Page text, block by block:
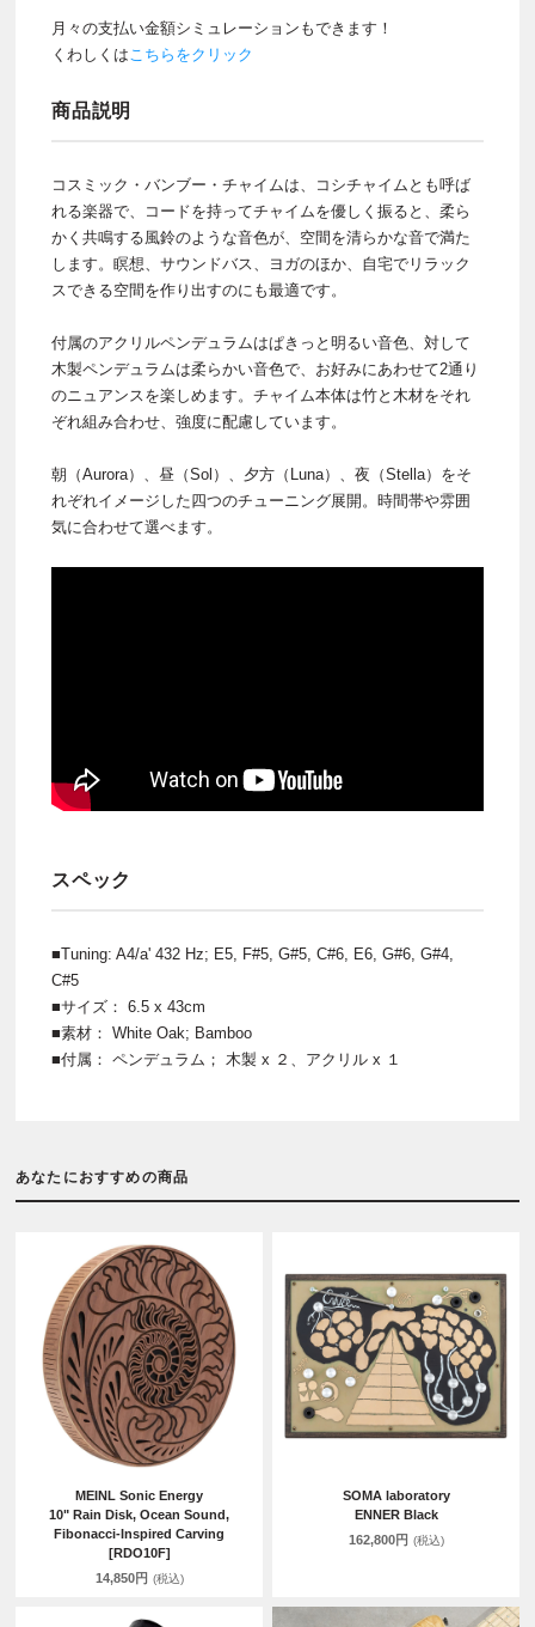
月々の支払い金額シミュレーションもできます！
くわしくはこちらをクリック
商品説明
コスミック・バンブー・チャイムは、コシチャイムとも呼ば
れる楽器で、コードを持ってチャイムを優しく振ると、柔ら
かく共鳴する風鈴のような音色が、空間を清らかな音で満た
します。瞑想、サウンドバス、ヨガのほか、自宅でリラック
スできる空間を作り出すのにも最適です。
付属のアクリルペンデュラムはぱきっと明るい音色、対して
木製ペンデュラムは柔らかい音色で、お好みにあわせて2通り
のニュアンスを楽しめます。チャイム本体は竹と木材をそれ
ぞれ組み合わせ、強度に配慮しています。
朝（Aurora）、昼（Sol）、夕方（Luna）、夜（Stella）をそ
れぞれイメージした四つのチューニング展開。時間帯や雰囲
気に合わせて選べます。
スペック
■Tuning: A4/a' 432 Hz; E5, F#5, G#5, C#6, E6, G#6, G#4,
C#5
■サイズ： 6.5 x 43cm
■素材： White Oak; Bamboo
■付属： ペンデュラム； 木製 x ２、アクリル x １
あなたにおすすめの商品
MEINL Sonic Energy
10" Rain Disk, Ocean Sound,
Fibonacci-Inspired Carving
[RDO10F]
14,850円 (税込)
SOMA laboratory
ENNER Black
162,800円 (税込)